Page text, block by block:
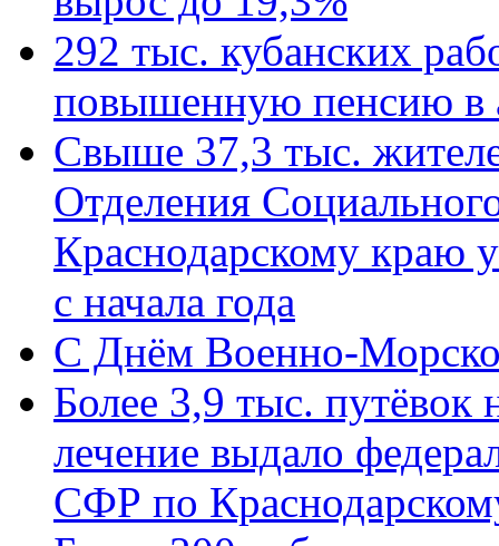
292 тыс. кубанских
повышенную пенсию в
Свыше 37,3 тыс.
Отделения
Краснодарскому краю
с начала года
C Днём Военно-
Более 3,9 тыс. путёвок
лечение выдало
СФР по